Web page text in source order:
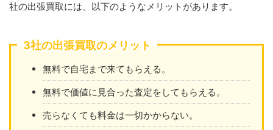
社の出張買取には、以下のようなメリットがあります。
3社の出張買取のメリット
無料で自宅まで来てもらえる。
無料で価値に見合った査定をしてもらえる。
売らなくても料金は一切かからない。